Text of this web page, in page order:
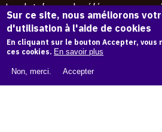
La plateforme de référence pour
conserver et promouvoir l'Histoire
Des catalogues raisonnés aux
d'expositions.
43 254 œuvres d'art — 7 587
Copyright © OAM 2026. Tous droits réservés.
Sur ce site, nous améliorons
d'utilisation à l'aide de cookies
En cliquant sur le bouton Accepter,
ces cookies. En savoir plus
Non, merci. Accepter